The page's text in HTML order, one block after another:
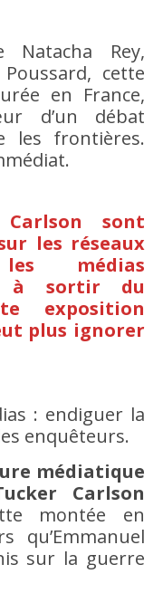
Rey,
cette
en France,
d’un débat
les frontières.
sont
les réseaux
médias
à sortir du
exposition
plus ignorer
: endiguer la
enquêteurs.
médiatique
Carlson
montée en
qu’Emmanuel
sur la guerre